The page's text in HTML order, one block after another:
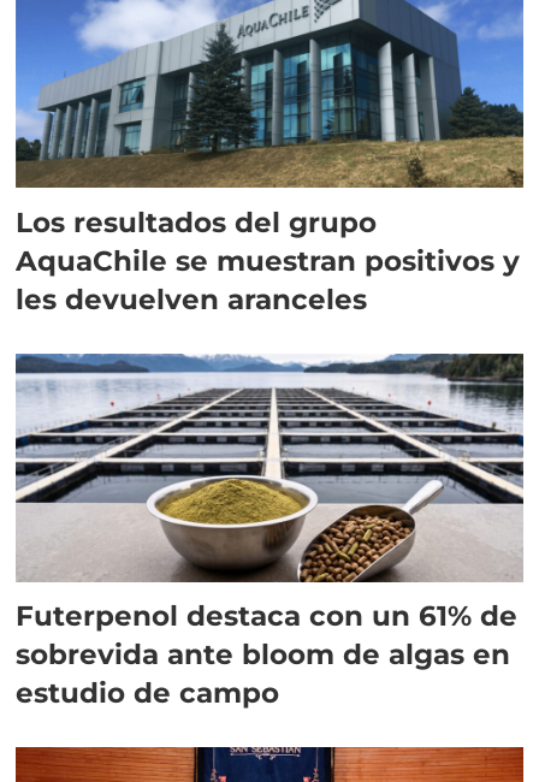
Los resultados del grupo
AquaChile se muestran positivos y
les devuelven aranceles
Futerpenol destaca con un 61% de
sobrevida ante bloom de algas en
estudio de campo